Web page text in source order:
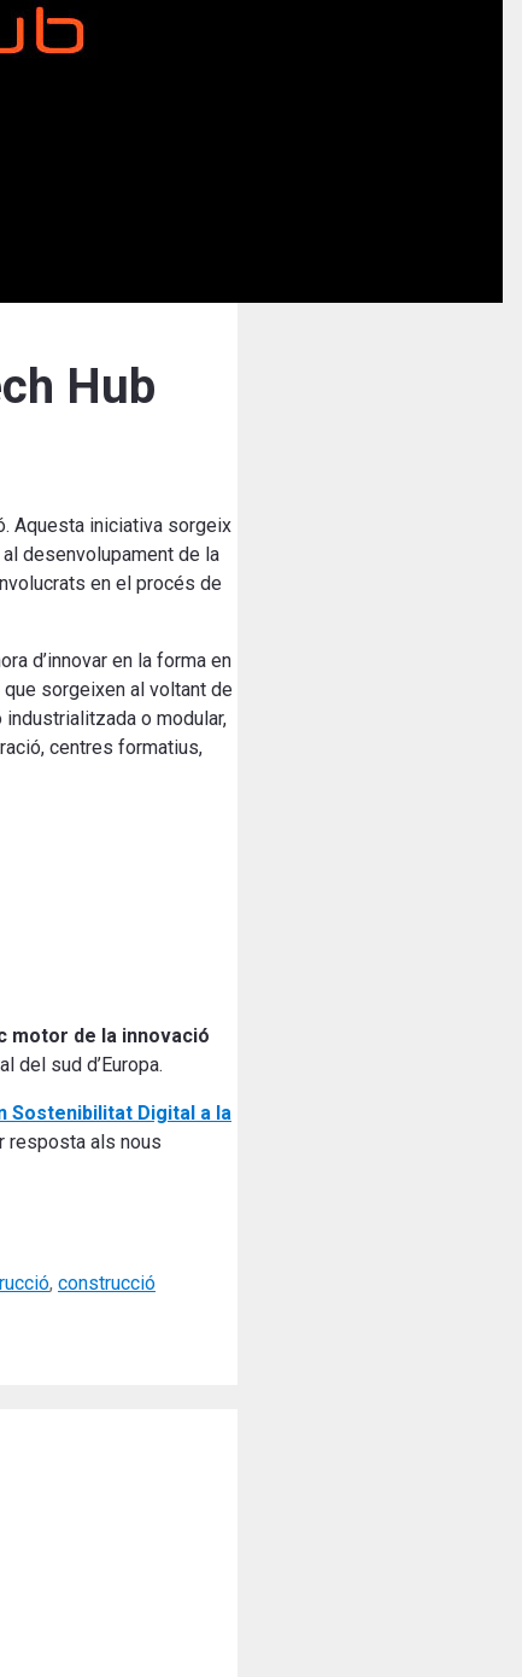
Hub
Aquesta iniciativa sorgeix
desenvolupament de la
en el procés de
d’innovar en la forma en
sorgeixen al voltant de
o modular,
centres formatius,
motor de la innovació
del sud d’Europa.
Sostenibilitat Digital a la
resposta als nous
, construcció